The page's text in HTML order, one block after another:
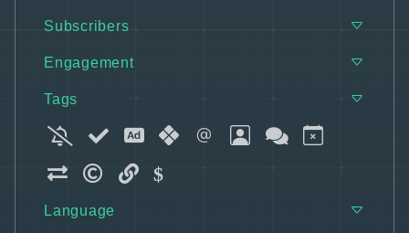
Subscribers
Engagement
Tags
Language